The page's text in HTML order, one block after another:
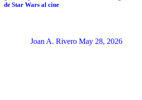
de Star Wars al cine
Joan A. Rivero May 28, 2026